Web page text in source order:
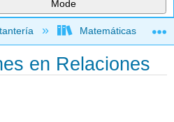
Mode
jerarquía global
Matemáticas
en Relaciones